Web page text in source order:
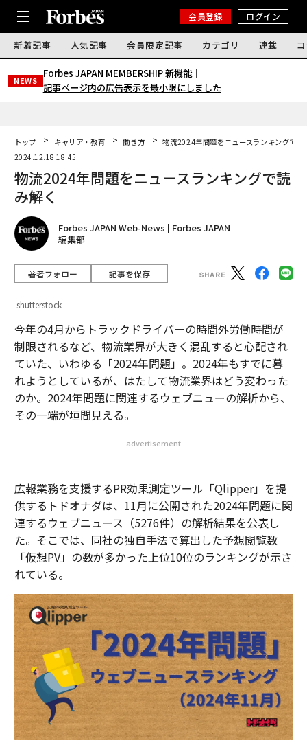
会員登録 ログイン
新着記事 人気記事 会員限定記事 カテゴリ 連載
NEWS
Forbes JAPAN MEMBERSHIP 新機能｜
記事ページ内の広告表示を最小限にしました
トップ キャリア・教育 働き方
物流2024年問題をニュースランキングで読
2024.12.18 18:45
物流2024年問題をニュースランキングで読
み解く
Forbes JAPAN Web-News | Forbes JAPAN
編集部
著者フォロー 記事を保存
shutterstock
今年の4月からトラックドライバーの時間外労働時間が
制限されるなど、物流業界が大きく混乱すると心配され
ていた、いわゆる「2024年問題」。2024年もすでに暮
れようとしているが、はたして物流業界はどう変わった
のか。2024年問題に関連するウェブニューの解析から、
その一端が垣間見える。
advertisement
広報業務を支援するPR効果測定ツール「Qlipper」を提
供するトドオナダは、11月に公開された2024年問題に関
連するウェブニュース（5276件）の解析結果を公表し
た。そこでは、同社の独自手法で算出した予想閲覧数
「仮想PV」の数が多かった上位10位のランキングが示さ
れている。